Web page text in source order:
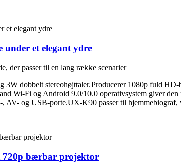
under et elegant ydre
der passer til en lang række scenarier
dobbelt stereohøjttaler.Producerer 1080p fuld
Wi-Fi og Android 9.0/10.0 operativsystem giver
AV- og USB-porte.UX-K90 passer til hjemmebiograf,
720p bærbar projektor